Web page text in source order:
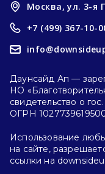
Москва, ул. 3-я
+7 (499) 367-10-
Даунсайд Ап —
НО
свидетельство о
ОГРН
Использование
на сайте,
ссылки на